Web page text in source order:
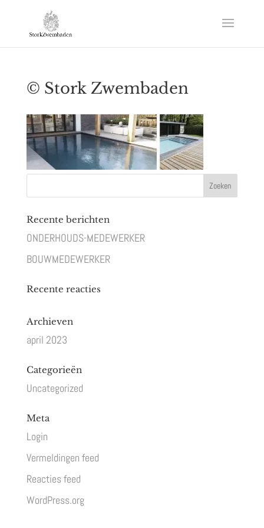
© Stork Zwembaden
Recente berichten
ONDERHOUDS-MEDEWERKER
BOUWMEDEWERKER
Recente reacties
Archieven
april 2023
Categorieën
Uncategorized
Meta
Login
Vermeldingen feed
Reacties feed
WordPress.org